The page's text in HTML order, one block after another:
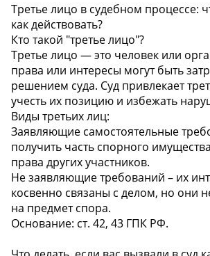
Третье лицо в судебном процессе:
как действовать?
Кто такой "третье лицо"?
Третье лицо — это человек или
права или интересы могут быть
решением суда. Суд привлекает
учесть их позицию и избежать
Виды третьих лиц:
Заявляющие самостоятельные
получить часть спорного
права других участников.
Не заявляющие требований – их
косвенно связаны с делом, но они
на предмет спора.
Основание: ст. 42, 43 ГПК РФ.